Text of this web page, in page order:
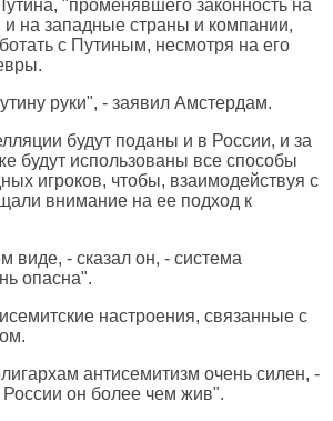
"променявшего законность на
и на западные страны и компании,
с Путиным, несмотря на его
руки", - заявил Амстердам.
будут поданы и в России, и за
будут использованы все способы
игроков, чтобы, взаимодействуя с
внимание на ее подход к
- сказал он, - система
опасна".
настроения, связанные с
антисемитизм очень силен, -
России он более чем жив".